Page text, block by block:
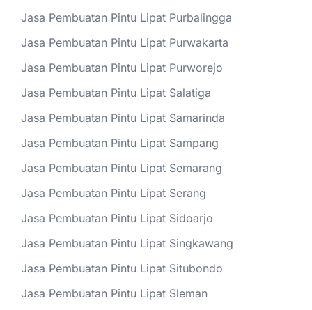
Jasa Pembuatan Pintu Lipat Purbalingga
Jasa Pembuatan Pintu Lipat Purwakarta
Jasa Pembuatan Pintu Lipat Purworejo
Jasa Pembuatan Pintu Lipat Salatiga
Jasa Pembuatan Pintu Lipat Samarinda
Jasa Pembuatan Pintu Lipat Sampang
Jasa Pembuatan Pintu Lipat Semarang
Jasa Pembuatan Pintu Lipat Serang
Jasa Pembuatan Pintu Lipat Sidoarjo
Jasa Pembuatan Pintu Lipat Singkawang
Jasa Pembuatan Pintu Lipat Situbondo
Jasa Pembuatan Pintu Lipat Sleman